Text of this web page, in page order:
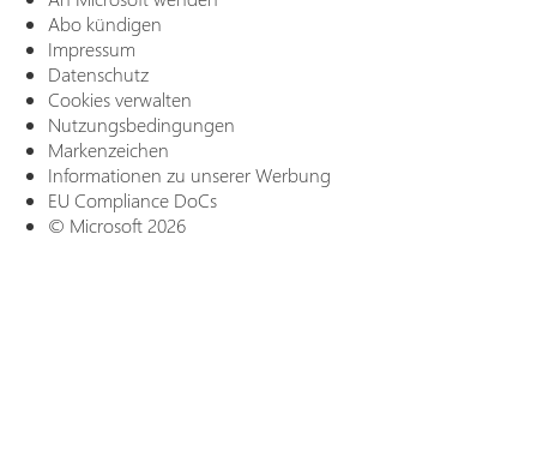
Abo kündigen
Impressum
Datenschutz
Cookies verwalten
Nutzungsbedingungen
Markenzeichen
Informationen zu unserer Werbung
EU Compliance DoCs
© Microsoft 2026